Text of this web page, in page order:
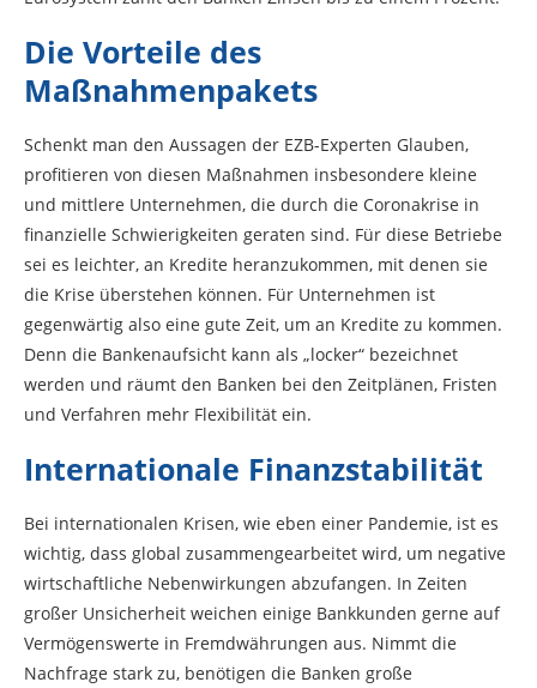
Die Vorteile des
Maßnahmenpakets
Schenkt man den Aussagen der EZB-Experten Glauben,
profitieren von diesen Maßnahmen insbesondere kleine
und mittlere Unternehmen, die durch die Coronakrise in
finanzielle Schwierigkeiten geraten sind. Für diese Betriebe
sei es leichter, an Kredite heranzukommen, mit denen sie
die Krise überstehen können. Für Unternehmen ist
gegenwärtig also eine gute Zeit, um an Kredite zu kommen.
Denn die Bankenaufsicht kann als „locker“ bezeichnet
werden und räumt den Banken bei den Zeitplänen, Fristen
und Verfahren mehr Flexibilität ein.
Internationale Finanzstabilität
Bei internationalen Krisen, wie eben einer Pandemie, ist es
wichtig, dass global zusammengearbeitet wird, um negative
wirtschaftliche Nebenwirkungen abzufangen. In Zeiten
großer Unsicherheit weichen einige Bankkunden gerne auf
Vermögenswerte in Fremdwährungen aus. Nimmt die
Nachfrage stark zu, benötigen die Banken große